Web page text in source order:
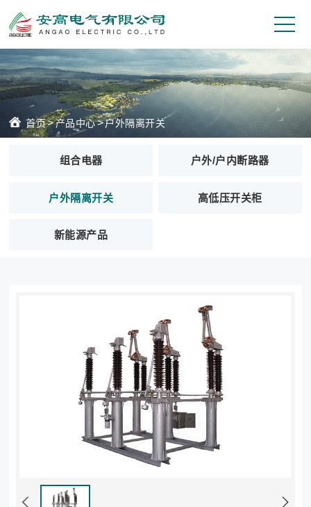
首页>产品中心>户外隔离开关
组合电器 户外/户内断路器
户外隔离开关 高低压开关柜
新能源产品